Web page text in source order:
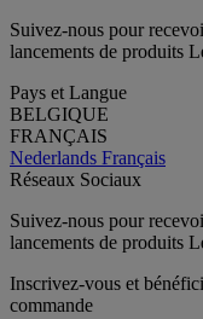
Suivez-nous pour
lancements de produits
Pays et Langue
BELGIQUE
FRANÇAIS
Nederlands Français
Réseaux Sociaux
Suivez-nous pour
lancements de produits
Inscrivez-vous et
commande